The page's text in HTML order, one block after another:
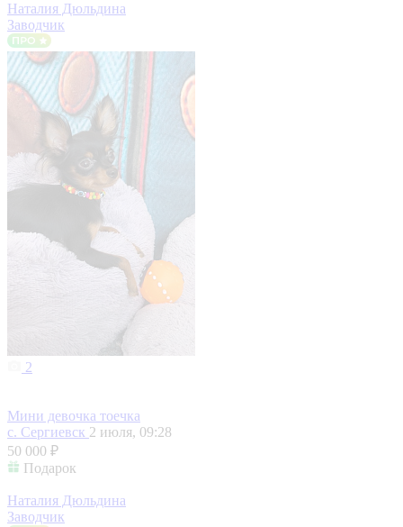
Наталия Дюльдина
Заводчик
2
Мини девочка тоечка
с. Сергиевск 2 июля, 09:28
50 000 ₽
Подарок
Наталия Дюльдина
Заводчик